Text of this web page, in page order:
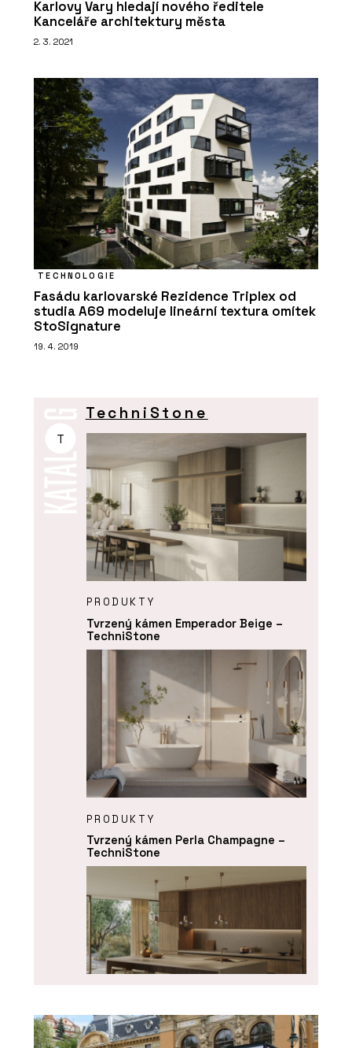
Karlovy Vary hledají nového ředitele
Kanceláře architektury města
2. 3. 2021
TECHNOLOGIE
Fasádu karlovarské Rezidence Triplex od
studia A69 modeluje lineární textura omítek
StoSignature
19. 4. 2019
T
TechniStone
PRODUKTY
Tvrzený kámen Emperador Beige –
TechniStone
PRODUKTY
Tvrzený kámen Perla Champagne –
TechniStone
PRODUKTY